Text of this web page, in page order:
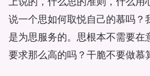
说一个思如何取悦自己的慕吗
是为思服务的。思根本不需要
要求那么高的吗？干脆不要做慕